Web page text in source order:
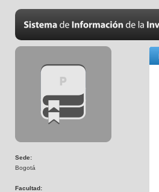
Sede:
Bogotá
Facultad: